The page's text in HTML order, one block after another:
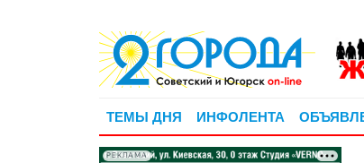
ТЕМЫ ДНЯ ИНФОЛЕНТА
РЕКЛАМА